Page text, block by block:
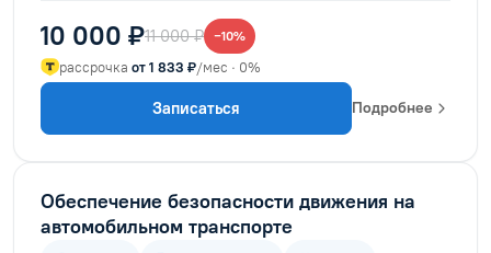
10 000 ₽11 000 ₽ −10%
рассрочка от 1 833 ₽/мес · 0%
Записаться Подробнее
Обеспечение безопасности движения на
автомобильном транспорте